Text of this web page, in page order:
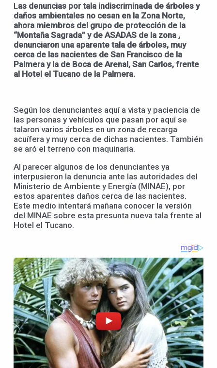
Las denuncias por tala indiscriminada de árboles y
daños ambientales no cesan en la Zona Norte,
ahora miembros del grupo de protección de la
“Montaña Sagrada” y de ASADAS de la zona ,
denunciaron una aparente tala de árboles, muy
cerca de las nacientes de San Francisco de la
Palmera y la de Boca de Arenal, San Carlos, frente
al Hotel el Tucano de la Palmera.
Según los denunciantes aquí a vista y paciencia de
las personas y vehículos que pasan por aquí se
talaron varios árboles en un zona de recarga
acuífera y muy cerca de dichas nacientes. También
se aró el terreno con maquinaria.
Al parecer algunos de los denunciantes ya
interpusieron la denuncia ante las autoridades del
Ministerio de Ambiente y Energía (MINAE), por
estos aparentes daños cerca de las nacientes.
Este medio intentará mañana conocer la versión
del MINAE sobre esta presunta nueva tala frente al
Hotel el Tucano.